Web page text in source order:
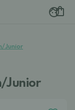
Junior
Junior